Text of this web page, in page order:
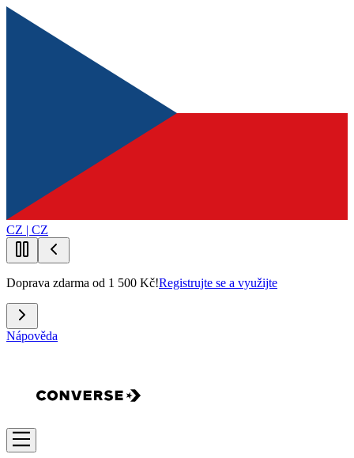
CZ | CZ
Doprava zdarma od 1 500 Kč!Registrujte se a využijte
Nápověda